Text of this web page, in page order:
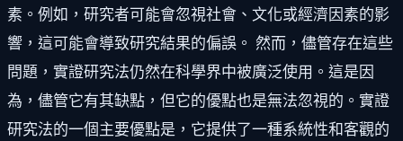
素。例如，研究者可能會忽視社會、文化或經濟因素的影
響，這可能會導致研究結果的偏誤。 然而，儘管存在這些
問題，實證研究法仍然在科學界中被廣泛使用。這是因
為，儘管它有其缺點，但它的優點也是無法忽視的。實證
研究法的一個主要優點是，它提供了一種系統性和客觀的